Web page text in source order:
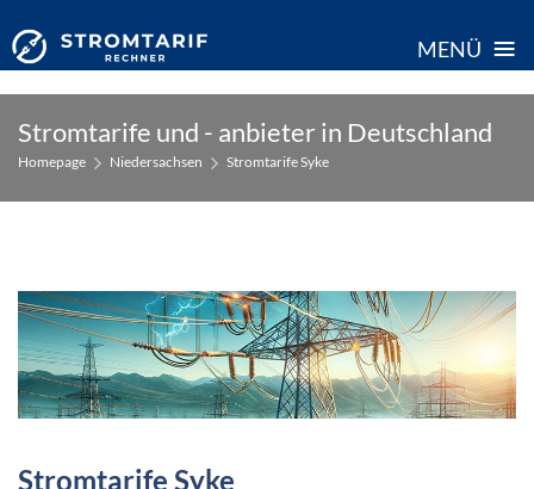
MENÜ ≡
content
Stromtarife und - anbieter in Deutschland
Homepage Niedersachsen Stromtarife Syke
Stromtarife Syke